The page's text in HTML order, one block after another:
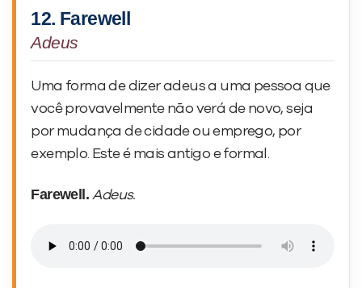
12. Farewell
Adeus
Uma forma de dizer adeus a uma pessoa que
você provavelmente não verá de novo, seja
por mudança de cidade ou emprego, por
exemplo. Este é mais antigo e formal.
Farewell. Adeus.